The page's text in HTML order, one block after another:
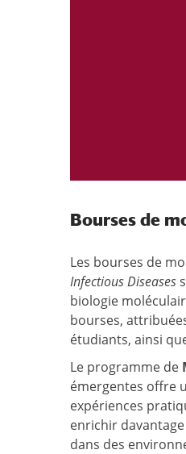
Bourses de
Les bourses de
Infectious Diseases
biologie
bourses,
étudiants, ainsi
Le programme de
émergentes offre
expériences
enrichir
dans des